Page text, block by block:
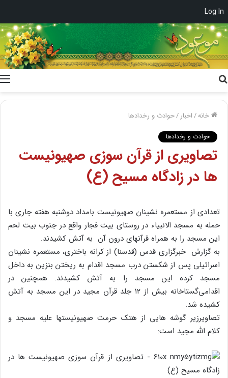
Log In
خانه/اخبار /حوادث و رخدادها
حوادث و رخدادها
تصاویری از قرآن سوزی صهیونیست
ها در زادگاه مسیح (ع)
تعدادی از مستعمره نشینان صهیونیست بامداد دوشنبه هفته جاری با
حمله به مسجد الانبیاء در روستای بیت فجار واقع در جنوب بیت لحم
این مسجد را به همراه قرآنهای درون آن به آتش کشیدند.
به گزارش خبرگزاری قدس (قدسنا) از کرانه باختری، مستعمره نشینان
اسرائیلی پس از شکستن درب مسجد اقدام به ریختن بنزین به داخل
مسجد کرده این مسجد را به آتش کشیدند. همچنین در
اقدامی‌گستاخانه بیش از ۱۲ جلد قرآن مجید در این مسجد به آتش
کشیده شد.
تصاویرزیر گوشه هایی از هتک حرمت صهیونیستها علیه مسجد و
کلام الله مجید است: